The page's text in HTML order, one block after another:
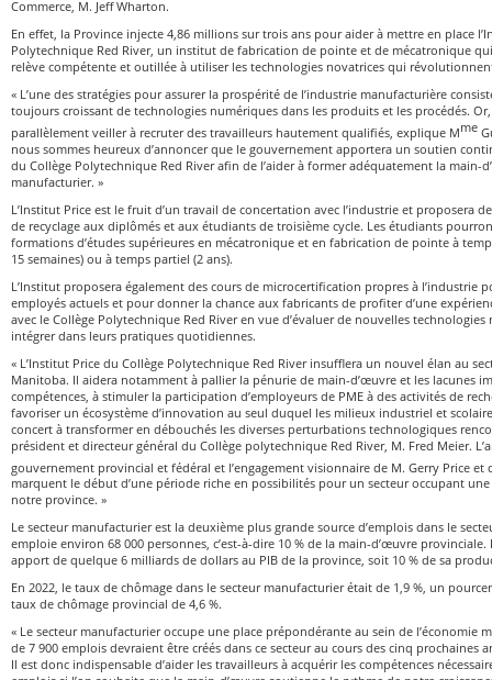
Commerce, M. Jeff Wharton.
En effet, la Province injecte 4,86 millions sur trois ans pour aider à mettre en place
Polytechnique Red River, un institut de fabrication de pointe et de mécatronique
relève compétente et outillée à utiliser les technologies novatrices qui
« L’une des stratégies pour assurer la prospérité de l’industrie manufacturière
toujours croissant de technologies numériques dans les produits et les procédés.
parallèlement veiller à recruter des travailleurs hautement qualifiés, explique Mme
nous sommes heureux d’annoncer que le gouvernement apportera un soutien
du Collège Polytechnique Red River afin de l’aider à former adéquatement la main-
manufacturier. »
L’Institut Price est le fruit d’un travail de concertation avec l’industrie et proposera
de recyclage aux diplômés et aux étudiants de troisième cycle. Les étudiants
formations d’études supérieures en mécatronique et en fabrication de pointe à
15 semaines) ou à temps partiel (2 ans).
L’Institut proposera également des cours de microcertification propres à l’industrie
employés actuels et pour donner la chance aux fabricants de profiter d’une
avec le Collège Polytechnique Red River en vue d’évaluer de nouvelles
intégrer dans leurs pratiques quotidiennes.
« L’Institut Price du Collège Polytechnique Red River insufflera un nouvel élan au
Manitoba. Il aidera notamment à pallier la pénurie de main-d’œuvre et les lacunes
compétences, à stimuler la participation d’employeurs de PME à des activités de
favoriser un écosystème d’innovation au seul duquel les milieux industriel et
concert à transformer en débouchés les diverses perturbations technologiques
président et directeur général du Collège polytechnique Red River, M. Fred Meier.
gouvernement provincial et fédéral et l’engagement visionnaire de M. Gerry Price et
marquent le début d’une période riche en possibilités pour un secteur occupant
notre province. »
Le secteur manufacturier est la deuxième plus grande source d’emplois dans le
emploie environ 68 000 personnes, c’est-à-dire 10 % de la main-d’œuvre
apport de quelque 6 milliards de dollars au PIB de la province, soit 10 % de sa
En 2022, le taux de chômage dans le secteur manufacturier était de 1,9 %, un
taux de chômage provincial de 4,6 %.
« Le secteur manufacturier occupe une place prépondérante au sein de l’économie
de 7 900 emplois devraient être créés dans ce secteur au cours des cinq prochaines
Il est donc indispensable d’aider les travailleurs à acquérir les compétences